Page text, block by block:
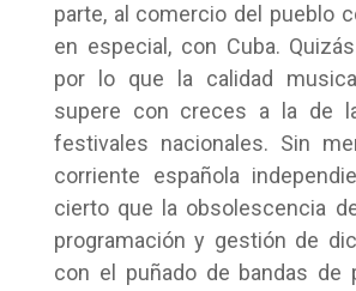
parte, al comercio del pueblo
en especial, con Cuba.
por lo que la calidad
supere con creces a la de
festivales nacionales. Sin
corriente española
cierto que la obsolescencia
programación y gestión de
con el puñado de bandas de